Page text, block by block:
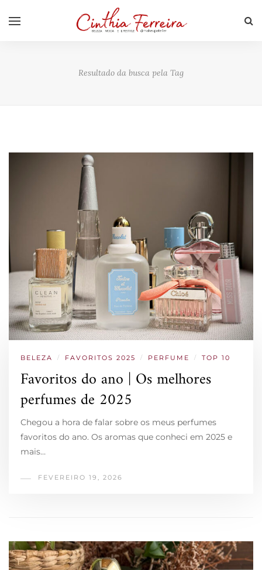
Resultado da busca pela Tag
BELEZA / FAVORITOS 2025 / PERFUME / TOP 10
Favoritos do ano | Os melhores
perfumes de 2025
Chegou a hora de falar sobre os meus perfumes
favoritos do ano. Os aromas que conheci em 2025 e
mais…
FEVEREIRO 19, 2026